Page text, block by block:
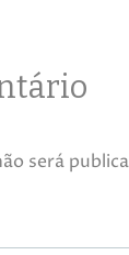
será